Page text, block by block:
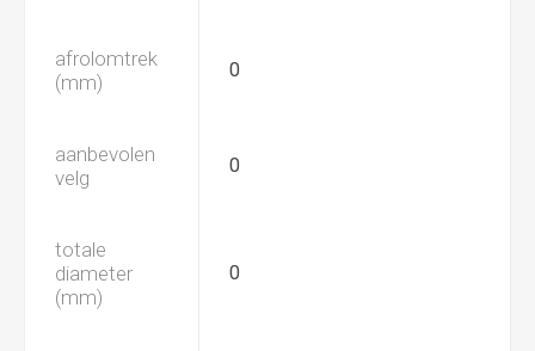
afrolomtrek
(mm)
0
aanbevolen
velg
0
totale
diameter
(mm)
0